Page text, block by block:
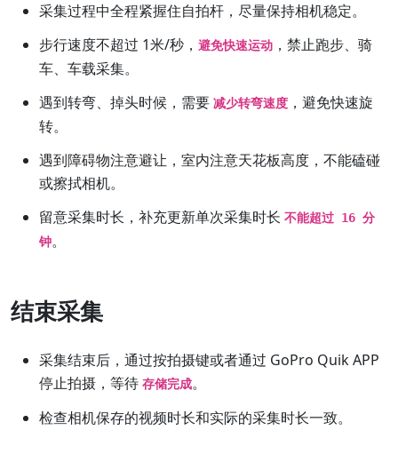
采集过程中全程紧握住自拍杆，尽量保持相机稳定。
步行速度不超过 1米/秒， 避免快速运动 ，禁止跑步、骑
车、车载采集。
遇到转弯、掉头时候，需要 减少转弯速度 ，避免快速旋
转。
遇到障碍物注意避让，室内注意天花板高度，不能磕碰
或擦拭相机。
留意采集时长，补充更新单次采集时长 不能超过 16 分
钟。
结束采集
采集结束后，通过按拍摄键或者通过 GoPro Quik APP
停止拍摄，等待 存储完成。
检查相机保存的视频时长和实际的采集时长一致。